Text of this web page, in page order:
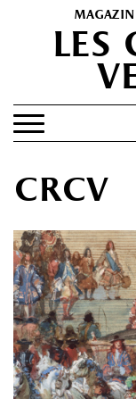
les
Search
crcv